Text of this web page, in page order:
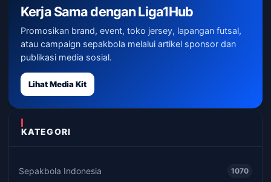
Kerja Sama dengan Liga1Hub
Promosikan brand, event, toko jersey, lapangan futsal,
atau campaign sepakbola melalui artikel sponsor dan
publikasi media sosial.
Lihat Media Kit
KATEGORI
Sepakbola Indonesia 1070